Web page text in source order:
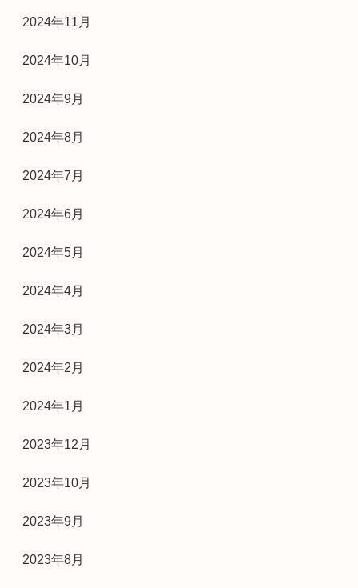
2024年11月
2024年10月
2024年9月
2024年8月
2024年7月
2024年6月
2024年5月
2024年4月
2024年3月
2024年2月
2024年1月
2023年12月
2023年10月
2023年9月
2023年8月